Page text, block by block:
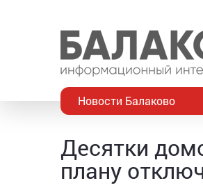
Новости Балаково
Десятки
плану